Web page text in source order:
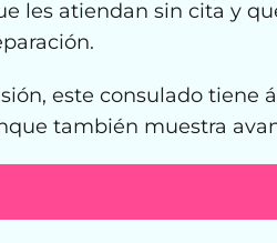
les atiendan sin cita y
este consulado tiene
también muestra